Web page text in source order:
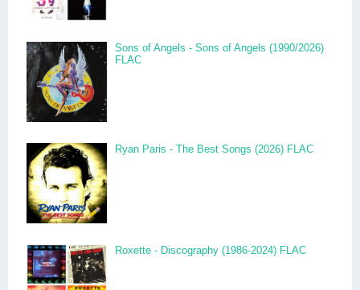
Sons of Angels - Sons of Angels (1990/2026)
FLAC
Ryan Paris - The Best Songs (2026) FLAC
Roxette - Discography (1986-2024) FLAC